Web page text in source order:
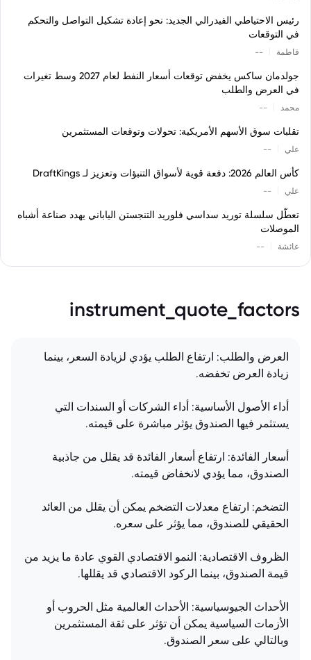
رئيس الاحتياطي الفيدرالي الجديد: نحو إعادة تشكيل التواصل والتحكم
في التوقعات
فاطمة --
جولدمان ساكس يخفض توقعات أسعار النفط لعام 2027 وسط تغيرات
في العرض والطلب
محمد --
تقلبات سوق الأسهم الأمريكية: تحولات وتوقعات المستثمرين
علي --
كأس العالم 2026: دفعة قوية لأسواق التنبؤات وتعزيز لـ DraftKings
علي --
تعطّل سلسلة توريد سداسي فلوريد التنجستن الياباني يهدد صناعة أشباه
الموصلات
عائشة --
instrument_quote_factors
العرض والطلب: ارتفاع الطلب يؤدي لزيادة السعر، بينما
زيادة العرض تخفضه.
أداء الأصول الأساسية: أداء الشركات أو السندات التي
يستثمر فيها الصندوق يؤثر مباشرة على قيمته.
أسعار الفائدة: ارتفاع أسعار الفائدة قد يقلل من جاذبية
الصندوق، مما يؤدي لانخفاض قيمته.
التضخم: ارتفاع معدلات التضخم يمكن أن يقلل من العائد
الحقيقي للصندوق، مما يؤثر على سعره.
الظروف الاقتصادية: النمو الاقتصادي القوي عادة ما يزيد من
قيمة الصندوق، بينما الركود الاقتصادي قد يقللها.
الأحداث الجيوسياسية: الأحداث العالمية مثل الحروب أو
الأزمات السياسية يمكن أن تؤثر على ثقة المستثمرين
وبالتالي على سعر الصندوق.